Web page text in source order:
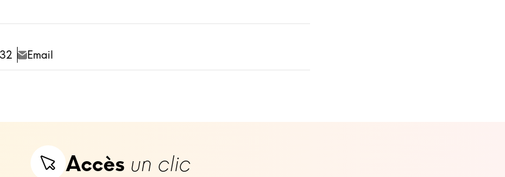
Email
Accès un clic